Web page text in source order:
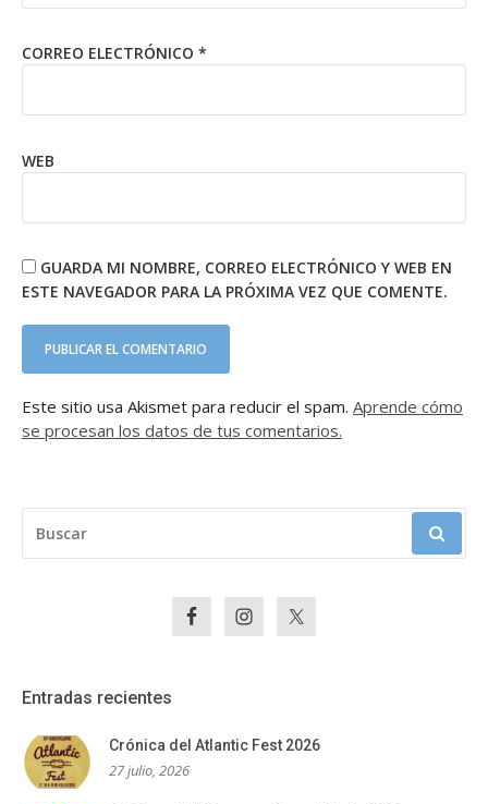
CORREO ELECTRÓNICO *
WEB
GUARDA MI NOMBRE, CORREO ELECTRÓNICO Y WEB EN
ESTE NAVEGADOR PARA LA PRÓXIMA VEZ QUE COMENTE.
Este sitio usa Akismet para reducir el spam. Aprende cómo
se procesan los datos de tus comentarios.
Entradas recientes
Crónica del Atlantic Fest 2026
27 julio, 2026